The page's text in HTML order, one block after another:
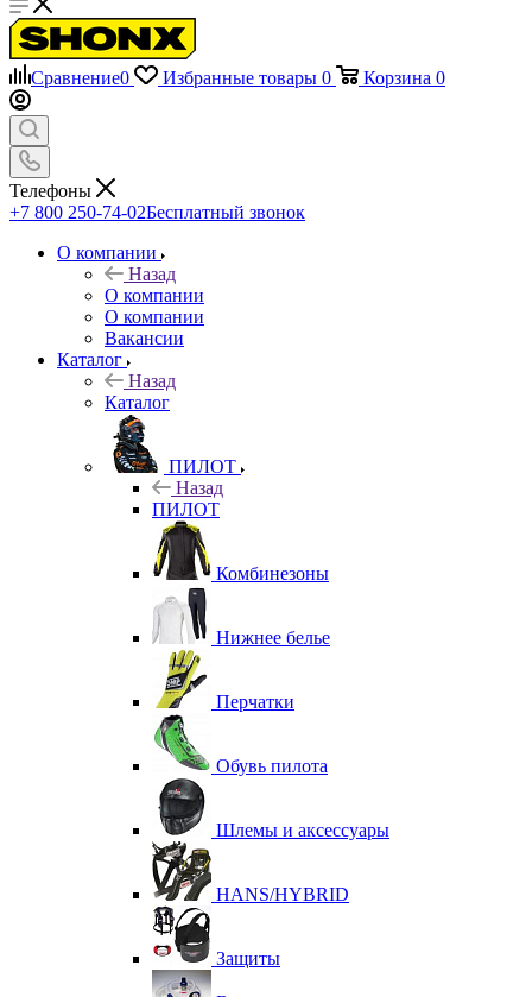
Сравнение0 Избранные товары 0 Корзина 0
Телефоны
+7 800 250-74-02Бесплатный звонок
О компании
Назад
О компании
О компании
Вакансии
Каталог
Назад
Каталог
ПИЛОТ
Назад
ПИЛОТ
Комбинезоны
Нижнее белье
Перчатки
Обувь пилота
Шлемы и аксессуары
HANS/HYBRID
Защиты